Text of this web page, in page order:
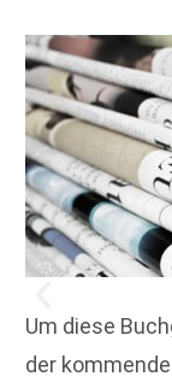
Um diese
der